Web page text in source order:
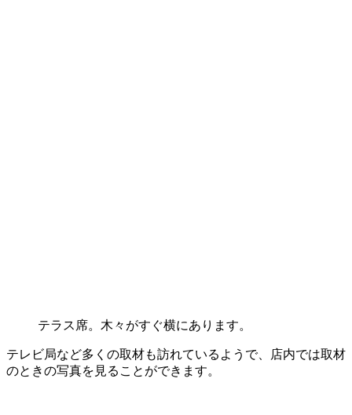
テラス席。木々がすぐ横にあります。
テレビ局など多くの取材も訪れているようで、店内では取材
のときの写真を見ることができます。